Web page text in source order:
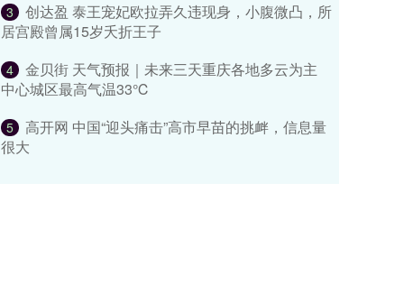
3
创达盈 泰王宠妃欧拉弄久违现身，小腹微凸，所
居宫殿曾属15岁夭折王子
4
金贝街 天气预报｜未来三天重庆各地多云为主
中心城区最高气温33℃
5
高开网 中国“迎头痛击”高市早苗的挑衅，信息量
很大